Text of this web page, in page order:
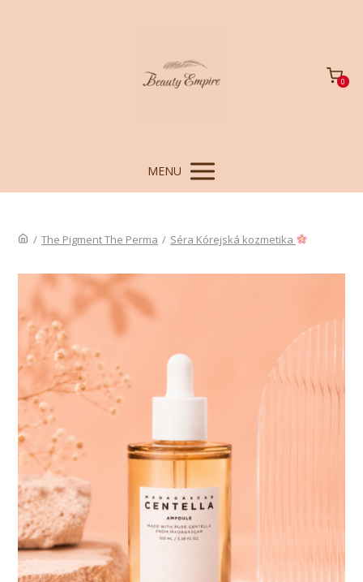
0
MENU
/ The Pigment The Perma / Séra Kórejská kozmetika